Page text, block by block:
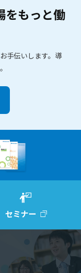
をもっと働
手伝いします。 導
セミナー